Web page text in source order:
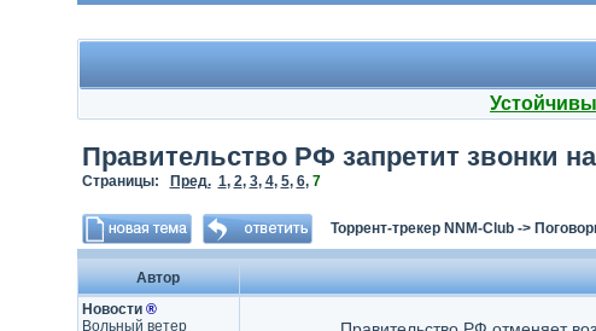
Правительство РФ запретит звонки
Страницы: Пред. 1, 2, 3, 4, 5, 6, 7
Торрент-трекер NNM-Club->
Автор
Новости ®
Вольный ветер